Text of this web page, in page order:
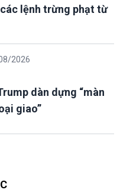
lệnh trừng phạt từ
2026
dàn dựng “màn
giao”